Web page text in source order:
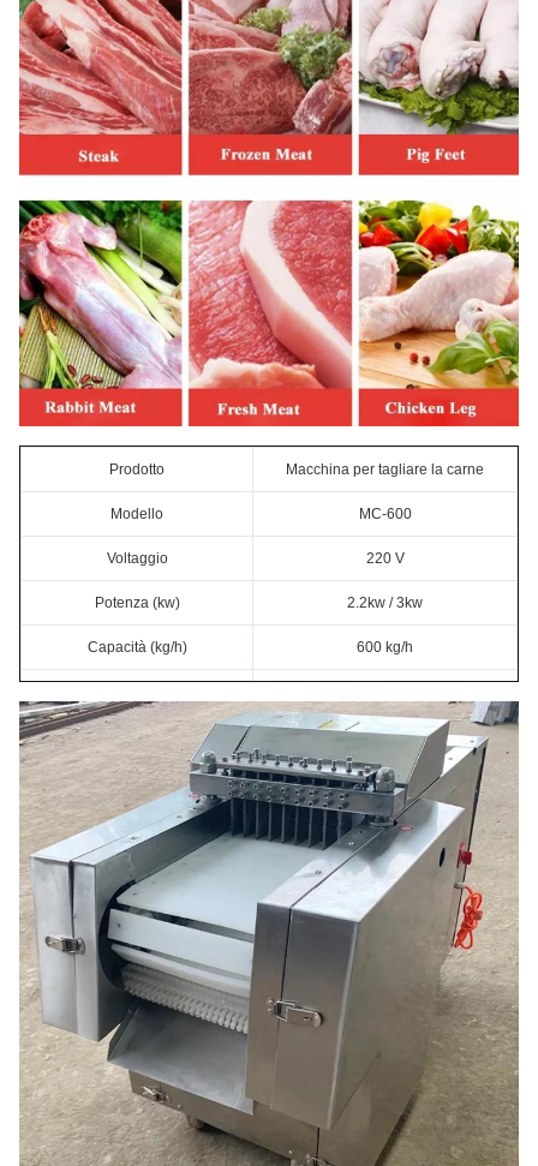
Prodotto Macchina per tagliare la carne
Modello MC-600
Voltaggio 220 V
Potenza (kw) 2.2kw / 3kw
Capacità (kg/h) 600 kg/h
Peso (kg) 260 kg
Dimensione del cubo di taglio
((mm)
20*50 mm